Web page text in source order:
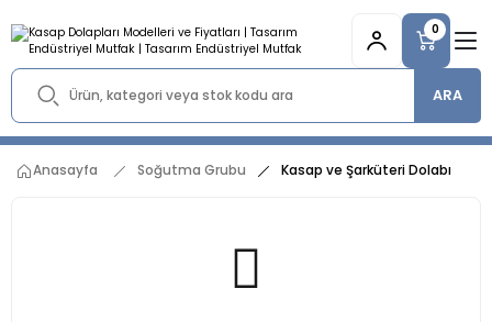
0
ARA
Anasayfa Soğutma Grubu Kasap ve Şarküteri Dolabı